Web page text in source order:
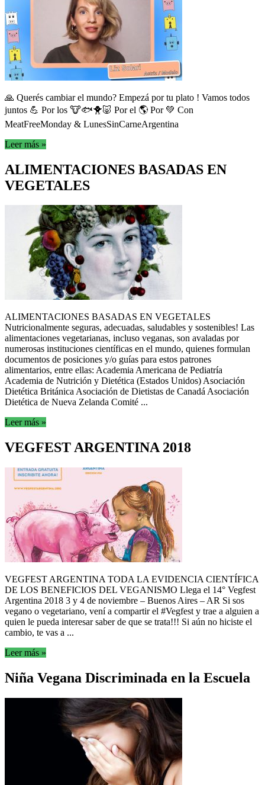
🙏 Querés cambiar el mundo? Empezá por tu plato ! Vamos todos
juntos 💪 Por los 🐮🐟🐥🐷 Por el 🌎 Por 💚 Con
MeatFreeMonday & LunesSinCarneArgentina
Leer más »
ALIMENTACIONES BASADAS EN
VEGETALES
ALIMENTACIONES BASADAS EN VEGETALES
Nutricionalmente seguras, adecuadas, saludables y sostenibles! Las
alimentaciones vegetarianas, incluso veganas, son avaladas por
numerosas instituciones científicas en el mundo, quienes formulan
documentos de posiciones y/o guías para estos patrones
alimentarios, entre ellas: Academia Americana de Pediatría
Academia de Nutrición y Dietética (Estados Unidos) Asociación
Dietética Británica Asociación de Dietistas de Canadá Asociación
Dietética de Nueva Zelanda Comité ...
Leer más »
VEGFEST ARGENTINA 2018
VEGFEST ARGENTINA TODA LA EVIDENCIA CIENTÍFICA
DE LOS BENEFICIOS DEL VEGANISMO Llega el 14° Vegfest
Argentina 2018 3 y 4 de noviembre – Buenos Aires – AR Si sos
vegano o vegetariano, vení a compartir el #Vegfest y trae a alguien a
quien le pueda interesar saber de que se trata!!! Si aún no hiciste el
cambio, te vas a ...
Leer más »
Niña Vegana Discriminada en la Escuela